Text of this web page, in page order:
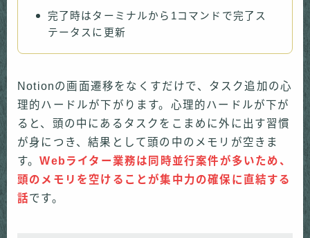
完了時はターミナルから1コマンドで完了ス
テータスに更新
Notionの画面遷移をなくすだけで、タスク追加の心
理的ハードルが下がります。心理的ハードルが下が
ると、頭の中にあるタスクをこまめに外に出す習慣
が身につき、結果として頭の中のメモリが空きま
す。Webライター業務は同時並行案件が多いため、
頭のメモリを空けることが集中力の確保に直結する
話です。